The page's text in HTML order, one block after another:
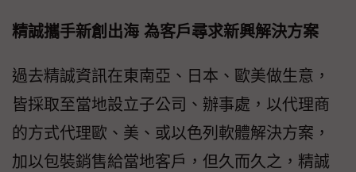
精誠攜手新創出海 為客戶尋求新興解決方案
過去精誠資訊在東南亞、日本、歐美做生意，
皆採取至當地設立子公司、辦事處，以代理商
的方式代理歐、美、或以色列軟體解決方案，
加以包裝銷售給當地客戶，但久而久之，精誠